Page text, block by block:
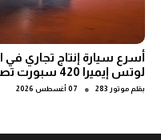
أسرع سيارة إنتاج تجاري
لوتس إيميرا 420 سبورت تصل إلى الشرق الأوسط
بقلم موتور 283 ● 07 أغسطس 2026